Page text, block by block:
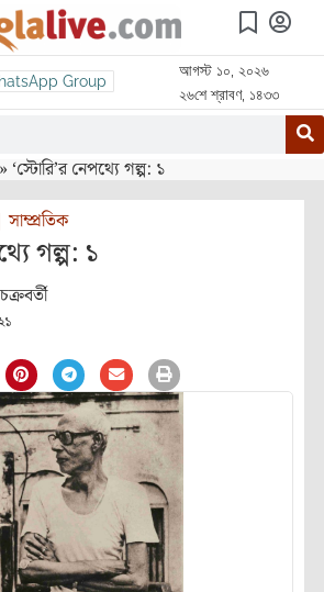
Group
আগস্ট ১০, ২০২৬
২৬শে শ্রাবণ, ১৪৩৩
‘স্টোরি’র নেপথ্যে গল্প: ১
সাম্প্রতিক
গল্প: ১